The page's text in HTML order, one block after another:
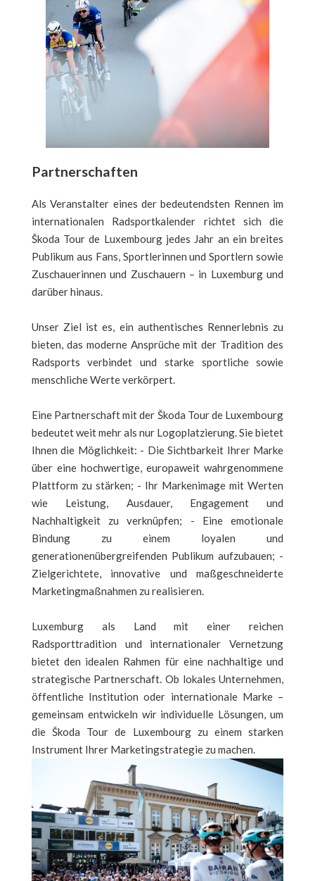
Partnerschaften
Als Veranstalter eines der bedeutendsten Rennen im
internationalen Radsportkalender richtet sich die
Škoda Tour de Luxembourg jedes Jahr an ein breites
Publikum aus Fans, Sportlerinnen und Sportlern sowie
Zuschauerinnen und Zuschauern – in Luxemburg und
darüber hinaus.
Unser Ziel ist es, ein authentisches Rennerlebnis zu
bieten, das moderne Ansprüche mit der Tradition des
Radsports verbindet und starke sportliche sowie
menschliche Werte verkörpert.
Eine Partnerschaft mit der Škoda Tour de Luxembourg
bedeutet weit mehr als nur Logoplatzierung. Sie bietet
Ihnen die Möglichkeit: - Die Sichtbarkeit Ihrer Marke
über eine hochwertige, europaweit wahrgenommene
Plattform zu stärken; - Ihr Markenimage mit Werten
wie Leistung, Ausdauer, Engagement und
Nachhaltigkeit zu verknüpfen; - Eine emotionale
Bindung zu einem loyalen und
generationenübergreifenden Publikum aufzubauen; -
Zielgerichtete, innovative und maßgeschneiderte
Marketingmaßnahmen zu realisieren.
Luxemburg als Land mit einer reichen
Radsporttradition und internationaler Vernetzung
bietet den idealen Rahmen für eine nachhaltige und
strategische Partnerschaft. Ob lokales Unternehmen,
öffentliche Institution oder internationale Marke –
gemeinsam entwickeln wir individuelle Lösungen, um
die Škoda Tour de Luxembourg zu einem starken
Instrument Ihrer Marketingstrategie zu machen.